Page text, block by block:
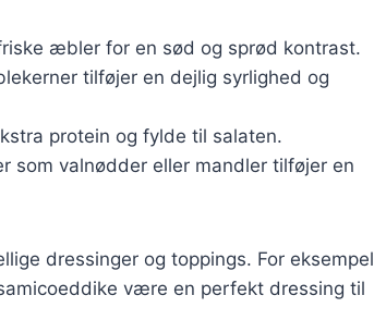
æbler for en sød og sprød kontrast.
tilføjer en dejlig syrlighed og
protein og fylde til salaten.
som valnødder eller mandler tilføjer en
dressinger og toppings. For eksempel
være en perfekt dressing til